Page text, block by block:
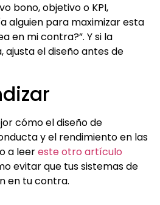
bono, objetivo o KPI,
alguien para maximizar esta
en mi contra?”. Y si la
el diseño antes de
cómo el diseño de
y el rendimiento en las
a leereste otro artículo
evitar que tus sistemas de
en tu contra.